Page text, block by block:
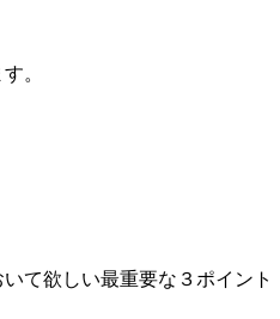
。
て欲しい最重要な３ポイント